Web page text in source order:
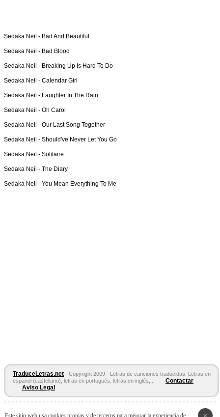
Sedaka Neil - Bad And Beautiful
Sedaka Neil - Bad Blood
Sedaka Neil - Breaking Up Is Hard To Do
Sedaka Neil - Calendar Girl
Sedaka Neil - Laughter In The Rain
Sedaka Neil - Oh Carol
Sedaka Neil - Our Last Song Together
Sedaka Neil - Should've Never Let You Go
Sedaka Neil - Solitaire
Sedaka Neil - The Diary
Sedaka Neil - You Mean Everything To Me
TraduceLetras.net - Copyright 2009 - Letras de canciones traducidas. Letras en
espanol (castellano), letras en portugués, letras en inglés,...
Contactar
Aviso Legal
Acordes y
Este sitio web usa cookies propias y de terceros para mejorar la experiencia de